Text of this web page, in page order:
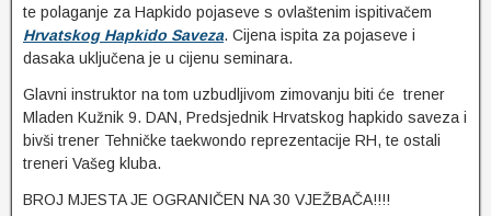
te polaganje za Hapkido pojaseve s ovlaštenim ispitivačem
Hrvatskog Hapkido Saveza. Cijena ispita za pojaseve i
dasaka uključena je u cijenu seminara.
Glavni instruktor na tom uzbudljivom zimovanju biti će trener
Mladen Kužnik 9. DAN, Predsjednik Hrvatskog hapkido saveza i
bivši trener Tehničke taekwondo reprezentacije RH, te ostali
treneri Vašeg kluba.
BROJ MJESTA JE OGRANIČEN NA 30 VJEŽBAČA!!!!